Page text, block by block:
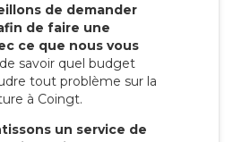
de demander
de faire une
ce que nous vous
savoir quel budget
tout problème sur la
à Coingt.
un service de